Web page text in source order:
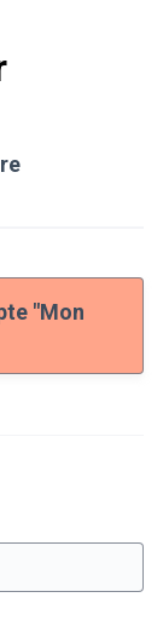
"Mon